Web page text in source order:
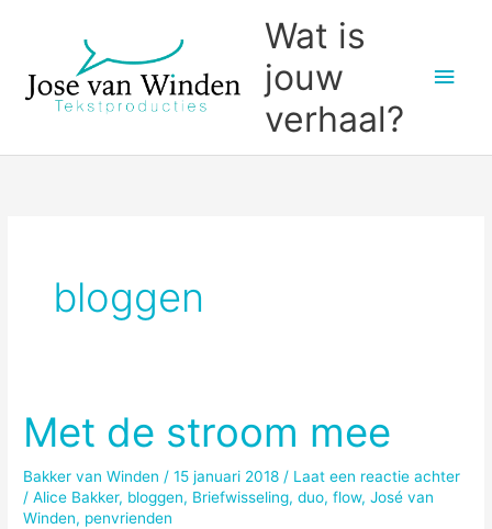
inhoud
Wat is
jouw
verhaal?
bloggen
Met de stroom mee
Bakker van Winden /15 januari 2018 / Laat een reactie achter
/Alice Bakker, bloggen, Briefwisseling,duo,flow,José van
Winden, penvrienden